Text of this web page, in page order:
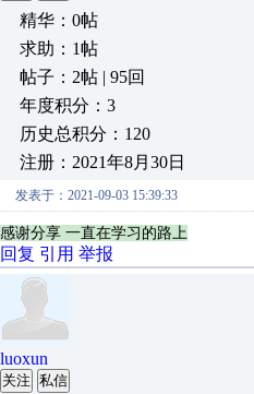
精华：0帖
求助：1帖
帖子：2帖 | 95回
年度积分：3
历史总积分：120
注册：2021年8月30日
发表于：2021-09-03 15:39:33
感谢分享 一直在学习的路上
回复 引用 举报
luoxun
关注 私信